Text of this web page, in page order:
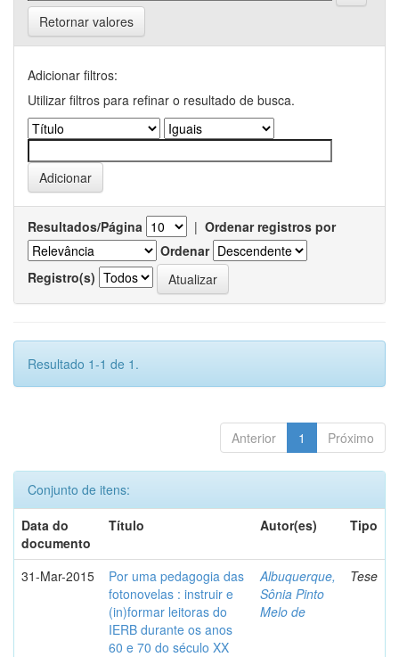
Retornar valores
Adicionar filtros:
Utilizar filtros para refinar o resultado de busca.
Resultados/Página | Ordenar registros por
Ordenar
Registro(s)
Resultado 1-1 de 1.
Anterior 1 Próximo
Conjunto de itens:
Data do
documento
Título Autor(es) Tipo
31-Mar-2015
Por uma pedagogia das
fotonovelas : instruir e
(in)formar leitoras do
IERB durante os anos
60 e 70 do século XX
Albuquerque,
Sônia Pinto
Melo de
Tese